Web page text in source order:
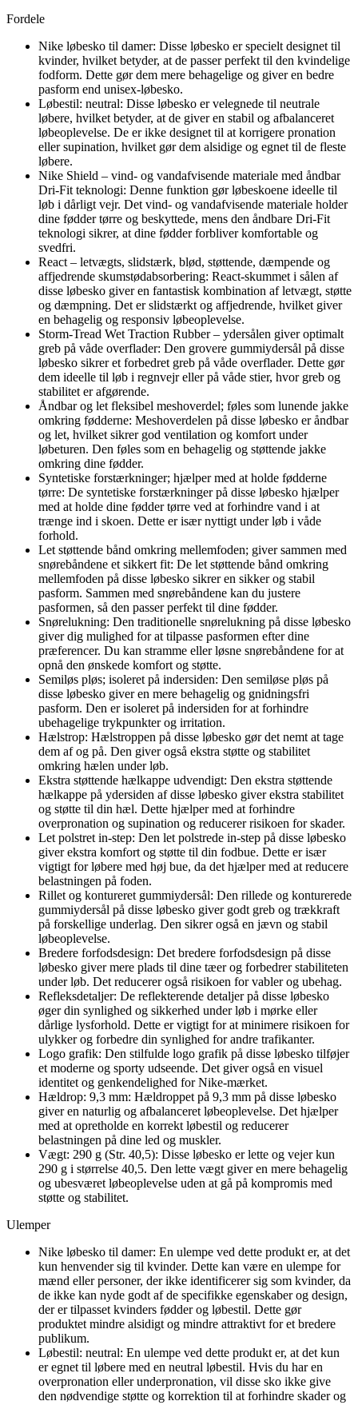
Fordele
Nike løbesko til damer: Disse løbesko er specielt designet til
kvinder, hvilket betyder, at de passer perfekt til den kvindelige
fodform. Dette gør dem mere behagelige og giver en bedre
pasform end unisex-løbesko.
Løbestil: neutral: Disse løbesko er velegnede til neutrale
løbere, hvilket betyder, at de giver en stabil og afbalanceret
løbeoplevelse. De er ikke designet til at korrigere pronation
eller supination, hvilket gør dem alsidige og egnet til de fleste
løbere.
Nike Shield – vind- og vandafvisende materiale med åndbar
Dri-Fit teknologi: Denne funktion gør løbeskoene ideelle til
løb i dårligt vejr. Det vind- og vandafvisende materiale holder
dine fødder tørre og beskyttede, mens den åndbare Dri-Fit
teknologi sikrer, at dine fødder forbliver komfortable og
svedfri.
React – letvægts, slidstærk, blød, støttende, dæmpende og
affjedrende skumstødabsorbering: React-skummet i sålen af
disse løbesko giver en fantastisk kombination af letvægt, støtte
og dæmpning. Det er slidstærkt og affjedrende, hvilket giver
en behagelig og responsiv løbeoplevelse.
Storm-Tread Wet Traction Rubber – ydersålen giver optimalt
greb på våde overflader: Den grovere gummiydersål på disse
løbesko sikrer et forbedret greb på våde overflader. Dette gør
dem ideelle til løb i regnvejr eller på våde stier, hvor greb og
stabilitet er afgørende.
Åndbar og let fleksibel meshoverdel; føles som lunende jakke
omkring fødderne: Meshoverdelen på disse løbesko er åndbar
og let, hvilket sikrer god ventilation og komfort under
løbeturen. Den føles som en behagelig og støttende jakke
omkring dine fødder.
Syntetiske forstærkninger; hjælper med at holde fødderne
tørre: De syntetiske forstærkninger på disse løbesko hjælper
med at holde dine fødder tørre ved at forhindre vand i at
trænge ind i skoen. Dette er især nyttigt under løb i våde
forhold.
Let støttende bånd omkring mellemfoden; giver sammen med
snørebåndene et sikkert fit: De let støttende bånd omkring
mellemfoden på disse løbesko sikrer en sikker og stabil
pasform. Sammen med snørebåndene kan du justere
pasformen, så den passer perfekt til dine fødder.
Snørelukning: Den traditionelle snørelukning på disse løbesko
giver dig mulighed for at tilpasse pasformen efter dine
præferencer. Du kan stramme eller løsne snørebåndene for at
opnå den ønskede komfort og støtte.
Semiløs pløs; isoleret på indersiden: Den semiløse pløs på
disse løbesko giver en mere behagelig og gnidningsfri
pasform. Den er isoleret på indersiden for at forhindre
ubehagelige trykpunkter og irritation.
Hælstrop: Hælstroppen på disse løbesko gør det nemt at tage
dem af og på. Den giver også ekstra støtte og stabilitet
omkring hælen under løb.
Ekstra støttende hælkappe udvendigt: Den ekstra støttende
hælkappe på ydersiden af disse løbesko giver ekstra stabilitet
og støtte til din hæl. Dette hjælper med at forhindre
overpronation og supination og reducerer risikoen for skader.
Let polstret in-step: Den let polstrede in-step på disse løbesko
giver ekstra komfort og støtte til din fodbue. Dette er især
vigtigt for løbere med høj bue, da det hjælper med at reducere
belastningen på foden.
Rillet og kontureret gummiydersål: Den rillede og konturerede
gummiydersål på disse løbesko giver godt greb og trækkraft
på forskellige underlag. Den sikrer også en jævn og stabil
løbeoplevelse.
Bredere forfodsdesign: Det bredere forfodsdesign på disse
løbesko giver mere plads til dine tæer og forbedrer stabiliteten
under løb. Det reducerer også risikoen for vabler og ubehag.
Refleksdetaljer: De reflekterende detaljer på disse løbesko
øger din synlighed og sikkerhed under løb i mørke eller
dårlige lysforhold. Dette er vigtigt for at minimere risikoen for
ulykker og forbedre din synlighed for andre trafikanter.
Logo grafik: Den stilfulde logo grafik på disse løbesko tilføjer
et moderne og sporty udseende. Det giver også en visuel
identitet og genkendelighed for Nike-mærket.
Hældrop: 9,3 mm: Hældroppet på 9,3 mm på disse løbesko
giver en naturlig og afbalanceret løbeoplevelse. Det hjælper
med at opretholde en korrekt løbestil og reducerer
belastningen på dine led og muskler.
Vægt: 290 g (Str. 40,5): Disse løbesko er lette og vejer kun
290 g i størrelse 40,5. Den lette vægt giver en mere behagelig
og ubesværet løbeoplevelse uden at gå på kompromis med
støtte og stabilitet.
Ulemper
Nike løbesko til damer: En ulempe ved dette produkt er, at det
kun henvender sig til kvinder. Dette kan være en ulempe for
mænd eller personer, der ikke identificerer sig som kvinder, da
de ikke kan nyde godt af de specifikke egenskaber og design,
der er tilpasset kvinders fødder og løbestil. Dette gør
produktet mindre alsidigt og mindre attraktivt for et bredere
publikum.
Løbestil: neutral: En ulempe ved dette produkt er, at det kun
er egnet til løbere med en neutral løbestil. Hvis du har en
overpronation eller underpronation, vil disse sko ikke give
den nødvendige støtte og korrektion til at forhindre skader og